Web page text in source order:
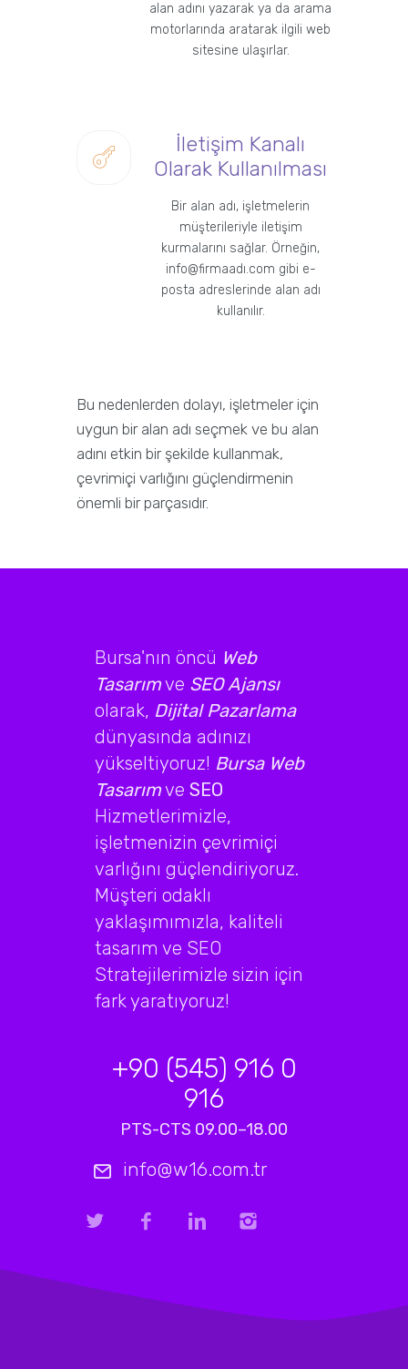
alan adını yazarak ya da arama
motorlarında aratarak ilgili web
sitesine ulaşırlar.
İletişim Kanalı
Olarak Kullanılması
Bir alan adı, işletmelerin
müşterileriyle iletişim
kurmalarını sağlar. Örneğin,
info@firmaadı.com gibi e-
posta adreslerinde alan adı
kullanılır.
Bu nedenlerden dolayı, işletmeler için
uygun bir alan adı seçmek ve bu alan
adını etkin bir şekilde kullanmak,
çevrimiçi varlığını güçlendirmenin
önemli bir parçasıdır.
Bursa'nın öncü Web
Tasarımve SEO Ajansı
olarak, Dijital Pazarlama
dünyasında adınızı
yükseltiyoruz! Bursa Web
Tasarımve SEO
Hizmetlerimizle,
işletmenizin çevrimiçi
varlığını güçlendiriyoruz.
Müşteri odaklı
yaklaşımımızla, kaliteli
tasarım ve SEO
Stratejilerimizle sizin için
fark yaratıyoruz!
+90 (545) 916 0
916
PTS-CTS 09.00–18.00
info@w16.com.tr